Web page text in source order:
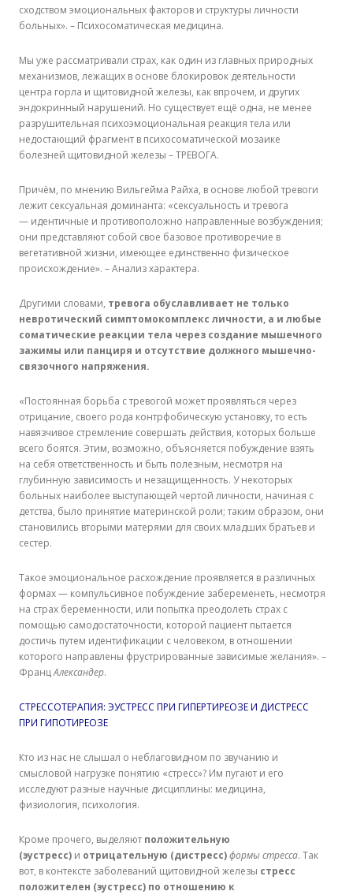
сходством эмоциональных факторов и структуры личности
больных». – Психосоматическая медицина.
Мы уже рассматривали страх, как один из главных природных
механизмов, лежащих в основе блокировок деятельности
центра горла и щитовидной железы, как впрочем, и других
эндокринный нарушений. Но существует ещё одна, не менее
разрушительная психоэмоциональная реакция тела или
недостающий фрагмент в психосоматической мозаике
болезней щитовидной железы – ТРЕВОГА.
Причём, по мнению Вильгейма Райха, в основе любой тревоги
лежит сексуальная доминанта: «сексуальность и тревога
— идентичные и противоположно направленные возбуждения;
они представляют собой свое базовое противоречие в
вегетативной жизни, имеющее единственно физическое
происхождение». – Анализ характера.
Другими словами, тревога обуславливает не только
невротический симптомокомплекс личности, а и любые
соматические реакции тела через создание мышечного
зажимы или панциря и отсутствие должного мышечно-
связочного напряжения.
«Постоянная борьба с тревогой может проявляться через
отрицание, своего рода контрфобическую установку, то есть
навязчивое стремление совершать действия, которых больше
всего боятся. Этим, возможно, объясняется побуждение взять
на себя ответственность и быть полезным, несмотря на
глубинную зависимость и незащищенность. У некоторых
больных наиболее выступающей чертой личности, начиная с
детства, было принятие материнской роли; таким образом, они
становились вторыми матерями для своих младших братьев и
сестер.
Такое эмоциональное расхождение проявляется в различных
формах — компульсивное побуждение забеременеть, несмотря
на страх беременности, или попытка преодолеть страх с
помощью самодостаточности, которой пациент пытается
достичь путем идентификации с человеком, в отношении
которого направлены фрустрированные зависимые желания». –
ФранцАлександер.
СТРЕССОТЕРАПИЯ: ЭУСТРЕСС ПРИ ГИПЕРТИРЕОЗЕ И ДИСТРЕСС
ПРИ ГИПОТИРЕОЗЕ
Кто из нас не слышал о неблаговидном по звучанию и
смысловой нагрузке понятию «стресс»? Им пугают и его
исследуют разные научные дисциплины: медицина,
физиология, психология.
Кроме прочего, выделяют положительную
(эустресс) и отрицательную (дистресс)формы стресса. Так
вот, в контексте заболеваний щитовидной железы стресс
положителен (эустресс) по отношению к